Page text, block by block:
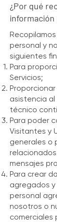
¿Por qué
información
personal y
siguientes
Para
Servicios;
asistencia
técnico
Para poder
Visitantes y
generales o
mensajes
Para crear
agregados
personal
nosotros o
comerciales